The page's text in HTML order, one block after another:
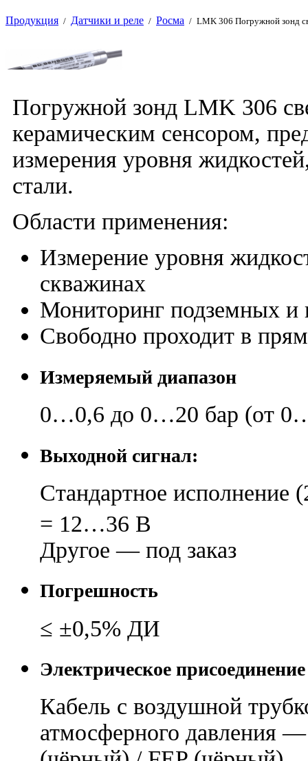
Продукция / Датчики и реле / Росма / LMK 306 Погружной зонд
Погружной зонд LMK 306
керамическим сенсором,
измерения уровня
стали.
Области применения:
Измерение уровня
скважинах
Мониторинг подземных и
Свободно проходит в
Измеряемый диапазон
0…0,6 до 0…20 бар (от
Выходной сигнал:
Стандартное
= 12…36 В
Другое — под заказ
Погрешность
≤ ±0,5% ДИ
Электрическое присоединение
Кабель с воздушной
атмосферного давления